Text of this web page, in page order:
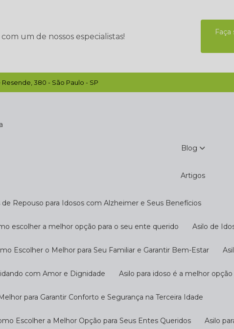
um de nossos especialistas!
380 - São Paulo - SP
Blog
Artigos
de Repouso para Idosos com Alzheimer e Seus Benefícios
escolher a melhor opção para o seu ente querido Asilo de
Escolher o Melhor para Seu Familiar e Garantir Bem-Estar
com Amor e Dignidade Asilo para idoso é a melhor
Melhor para Garantir Conforto e Segurança na Terceira Idade
Escolher a Melhor Opção para Seus Entes Queridos Asilo